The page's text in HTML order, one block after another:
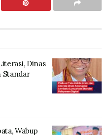
Dinas
Standar
Wabup